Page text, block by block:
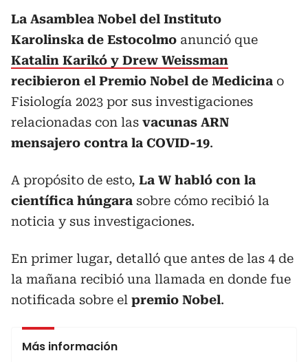
La Asamblea Nobel del Instituto
Karolinska de Estocolmo anunció que
Katalin Karikó y Drew Weissman
recibieron el Premio Nobel de Medicina o
Fisiología 2023 por sus investigaciones
relacionadas con las vacunas ARN
mensajero contra la COVID-19.
A propósito de esto, La W habló con la
científica húngara sobre cómo recibió la
noticia y sus investigaciones.
En primer lugar, detalló que antes de las 4 de
la mañana recibió una llamada en donde fue
notificada sobre el premio Nobel.
Más información